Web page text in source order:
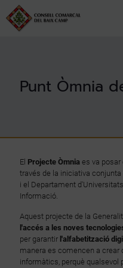
Punt Òmnia
El Projecte Òmnia es va posar
través de la iniciativa
i el Departament
Informació.
Aquest projecte de la
l'accés a les noves
per garantir l'alfabetització
manera es comencen a
informàtics, perquè qualsevol